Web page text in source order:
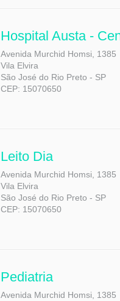
Hospital Austa -
Avenida Murchid Homsi, 1385
Vila Elvira
São José do Rio Preto - SP
CEP: 15070650
Leito Dia
Avenida Murchid Homsi, 1385
Vila Elvira
São José do Rio Preto - SP
CEP: 15070650
Pediatria
Avenida Murchid Homsi, 1385